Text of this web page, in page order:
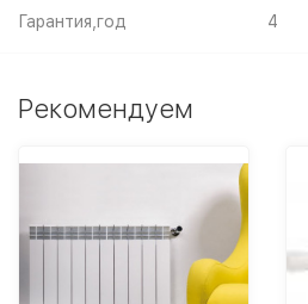
Гарантия,год 4
Рекомендуем